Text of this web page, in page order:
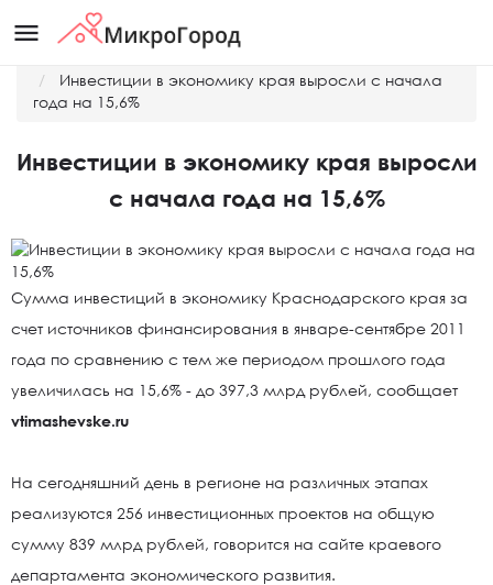
menu
Инвестиции в экономику края выросли с начала
года на 15,6%
Инвестиции в экономику края выросли
с начала года на 15,6%
Сумма инвестиций в экономику Краснодарского края за
счет источников финансирования в январе-сентябре 2011
года по сравнению с тем же периодом прошлого года
увеличилась на 15,6% - до 397,3 млрд рублей, сообщает
vtimashevske.ru
На сегодняшний день в регионе на различных этапах
реализуются 256 инвестиционных проектов на общую
сумму 839 млрд рублей, говорится на сайте краевого
департамента экономического развития.